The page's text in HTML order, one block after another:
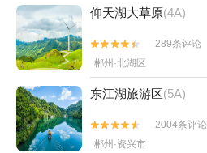
仰天湖大草原(4A)


289条评论
郴州·北湖区
东江湖旅游区(5A)


2004条评论
郴州·资兴市